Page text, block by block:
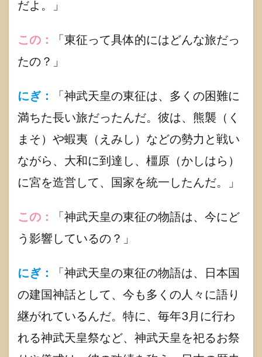
宮神
1.5.2
『橿原
【に
ぎこ
の】
紹介
1.6.1
にぎこ
の公式
ライン
にぎこ
のブッ
ク
の公式
神武
まと
だよ。」
この：
「東征って具体的にはどんな旅だっ
たの？」
にぎ：
「神武天皇の東征は、多くの困難に
満ちた長い旅だったんだ。彼は、熊襲（く
まそ）や蝦夷（えみし）などの勢力と戦い
ながら、大和に到達し、橿原（かしはら）
に宮を造営して、国家を統一したんだ。」
この：
「神武天皇の東征の物語は、今にど
う影響しているの？」
にぎ：
「神武天皇の東征の物語は、日本国
の建国神話として、今も多くの人々に語り
継がれているんだ。特に、毎年3月に行わ
れる神武天皇祭など、神武天皇を祀るお祭